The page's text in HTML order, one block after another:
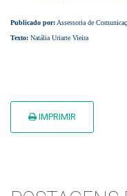
Publicado por:Assessoria de
Texto: Natália Uriarte Vieira
IMPRIMIR